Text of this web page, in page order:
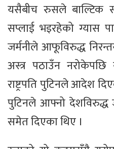
यसैबीच रुसले बाल्टिक
सप्लाई भइरहेको ग्यास
जर्मनीले आफूविरुद्ध
अस्त्र पठाउँन
राष्ट्रपति पुटिनले आदेश
पुटिनले आफ्नो देशविरुद्ध
समेत दिएका थिए ।